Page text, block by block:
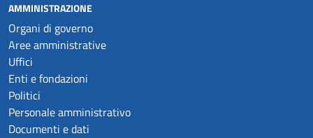
AMMINISTRAZIONE
Organi di governo
Aree amministrative
Uffici
Enti e fondazioni
Politici
Personale amministrativo
Documenti e dati